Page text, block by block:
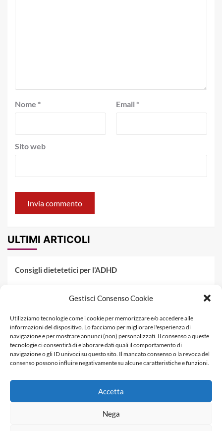
Gestisci Consenso Cookie
Utilizziamo tecnologie come i cookie per memorizzare e/o accedere alle
informazioni del dispositivo. Lo facciamo per migliorare l'esperienza di
navigazione e per mostrare annunci (non) personalizzati. Il consenso a queste
tecnologie ci consentirà di elaborare dati quali il comportamento di
navigazione o gli ID univoci su questo sito. Il mancato consenso o la revoca del
consenso possono influire negativamente su alcune caratteristiche e funzioni.
Accetta
Nega
Nome * Email *
Sito web
ULTIMI ARTICOLI
Consigli dietetetici per l’ADHD
Fenilchetonuria
Dieta militare: come funziona, opinioni e schema tipo per
dimagrire in 3 giorni
Informativa Privacy